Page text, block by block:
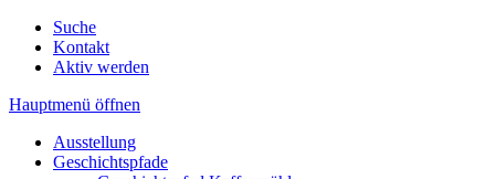
Suche
Kontakt
Aktiv werden
Hauptmenü öffnen
Ausstellung
Geschichtspfade